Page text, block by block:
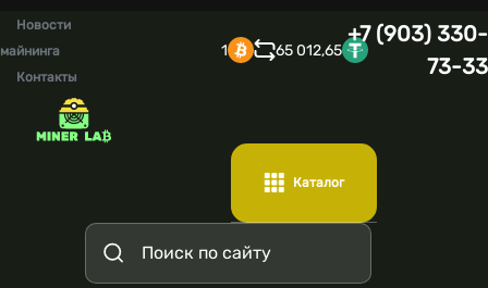
Новости
майнинга
Контакты
1 65 012,65
+7 (903) 330-
73-33
Каталог